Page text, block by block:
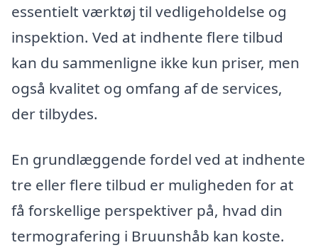
essentielt værktøj til vedligeholdelse og
inspektion. Ved at indhente flere tilbud
kan du sammenligne ikke kun priser, men
også kvalitet og omfang af de services,
der tilbydes.
En grundlæggende fordel ved at indhente
tre eller flere tilbud er muligheden for at
få forskellige perspektiver på, hvad din
termografering i Bruunshåb kan koste.